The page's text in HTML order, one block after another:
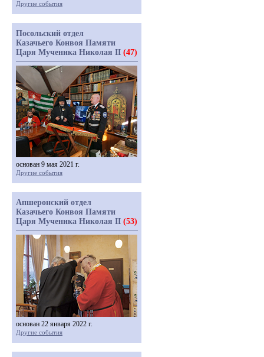
Другие события
Посольский отдел
Казачьего Конвоя Памяти
Царя Мученика Николая II (47)
основан 9 мая 2021 г.
Другие события
Апшеронский отдел
Казачьего Конвоя Памяти
Царя Мученика Николая II (53)
основан 22 января 2022 г.
Другие события